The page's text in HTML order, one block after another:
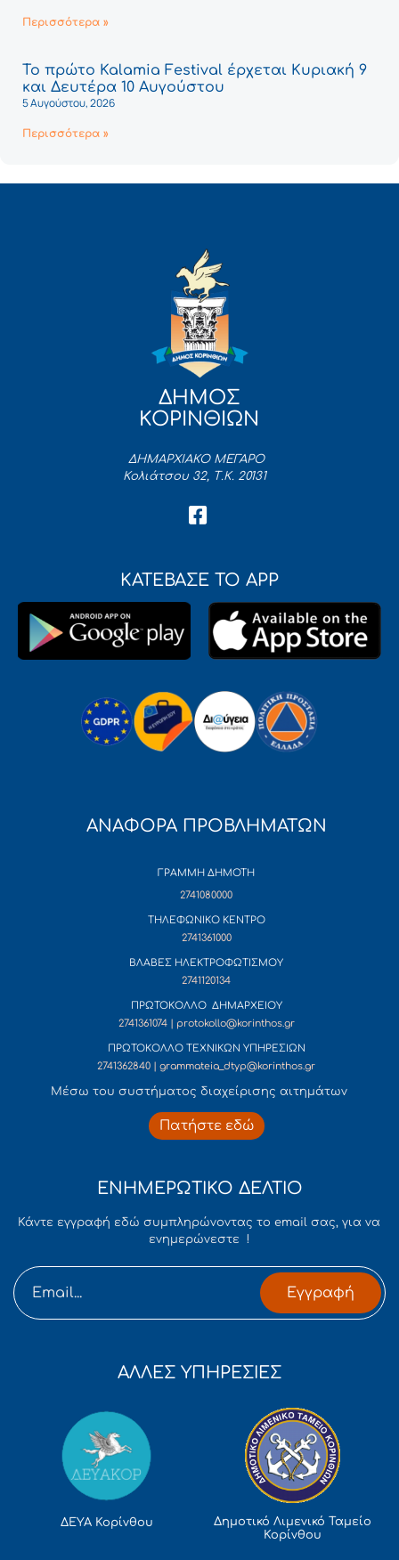
Περισσότερα »
Το πρώτο Kalamia Festival έρχεται Κυριακή 9
και Δευτέρα 10 Αυγούστου
5 Αυγούστου, 2026
Περισσότερα »
ΔΗΜΟΣ
ΚΟΡΙΝΘΙΩΝ
ΔΗΜΑΡΧΙΑΚΟ ΜΕΓΑΡΟ
Κολιάτσου 32, Τ.Κ. 20131
ΚΑΤΕΒΑΣΕ ΤΟ APP
ΑΝΑΦΟΡΑ ΠΡΟΒΛΗΜΑΤΩΝ
ΓΡΑΜΜΗ ΔΗΜΟΤΗ
2741080000
ΤΗΛΕΦΩΝΙΚΟ ΚΕΝΤΡΟ
2741361000
ΒΛΑΒΕΣ ΗΛΕΚΤΡΟΦΩΤΙΣΜΟΥ
2741120134
ΠΡΩΤΟΚΟΛΛΟ ΔΗΜΑΡΧΕΙΟΥ
2741361074 | protokollo@korinthos.gr
ΠΡΩΤΟΚΟΛΛΟ ΤΕΧΝΙΚΩΝ ΥΠΗΡΕΣΙΩΝ
2741362840 | grammateia_dtyp@korinthos.gr
Mέσω του συστήματος διαχείρισης αιτημάτων
Πατήστε εδώ
ΕΝΗΜΕΡΩΤΙΚΟ ΔΕΛΤΙΟ
Κάντε εγγραφή εδώ συμπληρώνοντας το email σας, για να
ενημερώνεστε !
Εγγραφή
ΑΛΛΕΣ ΥΠΗΡΕΣΙΕΣ
ΔΕΥΑ Κορίνθου
Δημοτικό Λιμενικό Ταμείο
Κορίνθου